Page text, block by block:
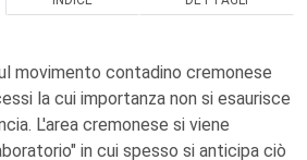
movimento contadino cremonese
la cui importanza non si esaurisce
L'area cremonese si viene
in cui spesso si anticipa ciò